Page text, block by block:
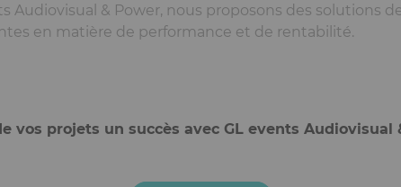
Audiovisual & Power, nous proposons des solutions
en matière de performance et de rentabilité.
vos projets un succès avec GL events Audiovisual